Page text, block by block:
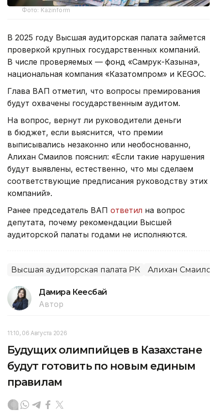
Фото: Kazinform
В 2025 году Высшая аудиторская палата займется
проверкой крупных государственных компаний.
В числе проверяемых — фонд «Самрук-Казына»,
национальная компания «Казатомпром» и KEGOC.
Глава ВАП отметил, что вопросы премирования
будут охвачены государственным аудитом.
На вопрос, вернут ли руководители деньги
в бюджет, если выяснится, что премии
выписывались незаконно или необоснованно,
Алихан Смаилов пояснил: «Если такие нарушения
будут выявлены, естественно, что мы сделаем
соответствующие предписания руководству этих
компаний».
Ранее председатель ВАП ответил на вопрос
депутата, почему рекомендации Высшей
аудиторской палаты годами не исполняются.
Высшая аудиторская палата РК Алихан Смаилов
Дамира Кеңесбай
Автор
11:10, 06 Августа 2026
Будущих олимпийцев в Казахстане
будут готовить по новым единым
правилам